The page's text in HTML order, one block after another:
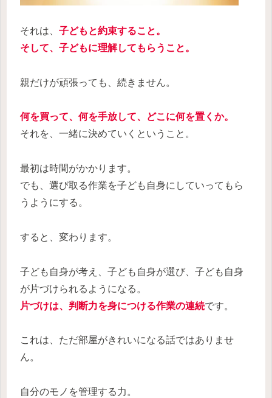
それは、 子どもと約束すること。
そして、子どもに理解してもらうこと。
親だけが頑張っても、続きません。
何を買って、何を手放して、どこに何を置くか。
それを、一緒に決めていくということ。
最初は時間がかかります。
でも、選び取る作業を子ども自身にしていってもら
うようにする。
すると、変わります。
子ども自身が考え、子ども自身が選び、子ども自身
が片づけられるようになる。
片づけは、判断力を身につける作業の連続です。
これは、ただ部屋がきれいになる話ではありませ
ん。
自分のモノを管理する力。